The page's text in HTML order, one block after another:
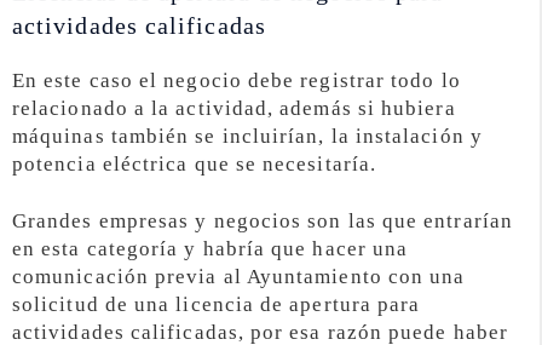
actividades calificadas
En este caso el negocio debe registrar todo lo
relacionado a la actividad, además si hubiera
máquinas también se incluirían, la instalación y
potencia eléctrica que se necesitaría.
Grandes empresas y negocios son las que entrarían
en esta categoría y habría que hacer una
comunicación previa al Ayuntamiento con una
solicitud de una licencia de apertura para
actividades calificadas, por esa razón puede haber